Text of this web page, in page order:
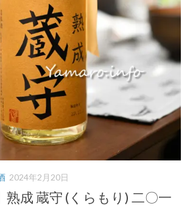
2024年2月20日
熟成 蔵守 (くらもり) 二〇一